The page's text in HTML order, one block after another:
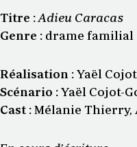
Titre :Adieu Caracas
Genre : drame familial
Réalisation :Yaël
Scénario :Yaël Cojot-
Cast :Mélanie